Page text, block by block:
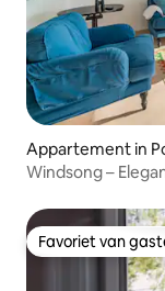
Appartement in
Windsong –
Favoriet van
Favoriet van